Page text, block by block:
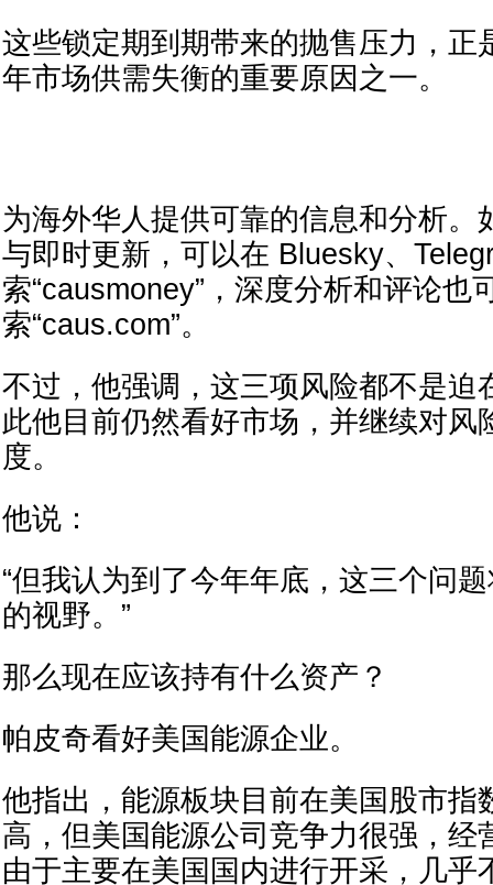
这些锁定期到期带来的抛售压力，正
年市场供需失衡的重要原因之一。
为海外华人提供可靠的信息和分析。
与即时更新，可以在 Bluesky、
索“causmoney”，深度分析和评论也
索“caus.com”。
不过，他强调，这三项风险都不是迫
此他目前仍然看好市场，并继续对风
度。
他说：
“但我认为到了今年年底，这三个问
的视野。”
那么现在应该持有什么资产？
帕皮奇看好美国能源企业。
他指出，能源板块目前在美国股市指
高，但美国能源公司竞争力很强，经
由于主要在美国国内进行开采，几乎